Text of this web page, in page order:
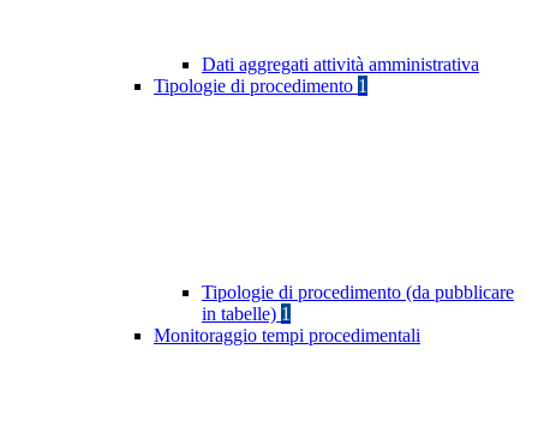
Dati aggregati attività amministrativa
Tipologie di procedimento 1
Tipologie di procedimento (da pubblicare
in tabelle) 1
Monitoraggio tempi procedimentali